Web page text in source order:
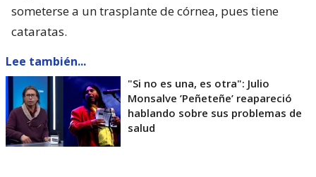
someterse a un trasplante de córnea, pues tiene
cataratas.
Lee también...
"Si no es una, es otra": Julio
Monsalve ’Peñeteñe’ reapareció
hablando sobre sus problemas de
salud